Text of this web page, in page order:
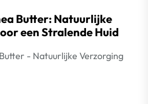
Butter: Natuurlijke
een Stralende Huid
- Natuurlijke Verzorging